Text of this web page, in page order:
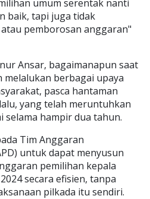
umum serentak nanti
baik, tapi juga tidak
pemborosan anggaran"
Ansar, bagaimanapun saat
melalukan berbagai upaya
pasca hantaman
yang telah meruntuhkan
selama hampir dua tahun.
Tim Anggaran
untuk dapat menyusun
pemilihan kepala
secara efisien, tanpa
pilkada itu sendiri.